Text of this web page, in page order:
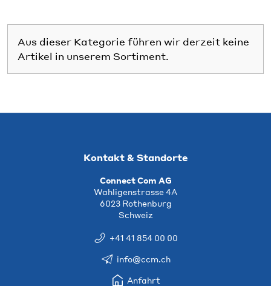
Aus dieser Kategorie führen wir derzeit keine
Artikel in unserem Sortiment.
Kontakt & Standorte
Connect Com AG
Wahligenstrasse 4A
6023 Rothenburg
Schweiz
+41 41 854 00 00
info@ccm.ch
Anfahrt